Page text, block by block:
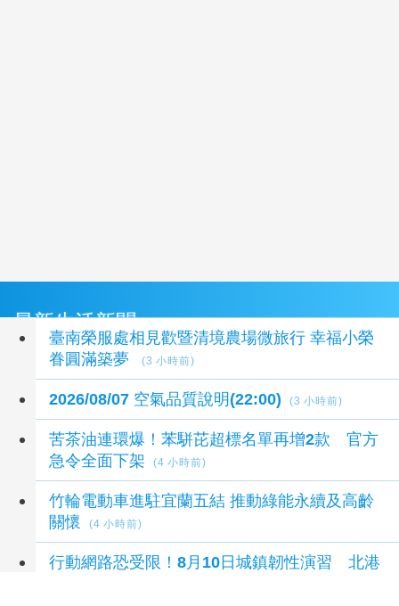
最新生活新聞
臺南榮服處相見歡暨清境農場微旅行 幸福小榮
眷圓滿築夢
(3 小時前)
2026/08/07 空氣品質說明(22:00) (3 小時前)
苦茶油連環爆！苯駢芘超標名單再增2款 官方
急令全面下架
(4 小時前)
竹輪電動車進駐宜蘭五結 推動綠能永續及高齡
關懷
(4 小時前)
行動網路恐受限！8月10日城鎮韌性演習 北港